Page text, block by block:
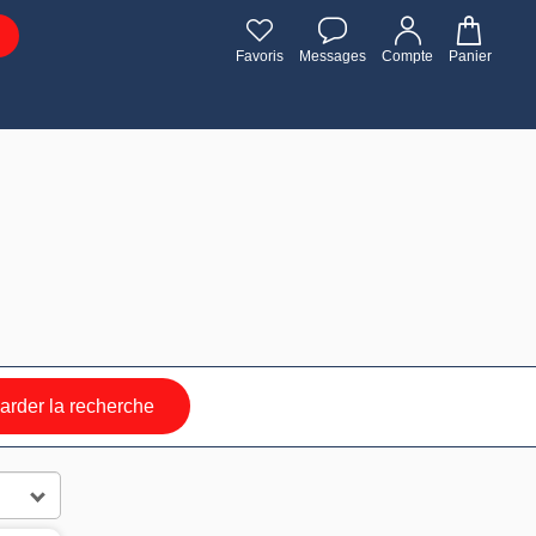
Favoris Messages Compte Panier
la recherche